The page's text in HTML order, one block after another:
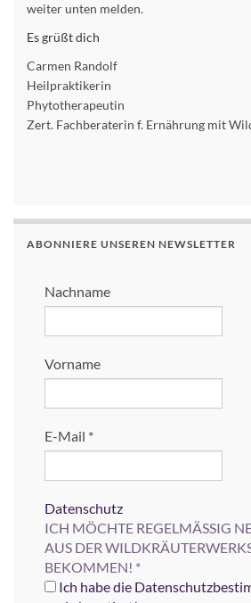
weiter unten melden.
Es grüßt dich
Carmen Randolf
Heilpraktikerin
Phytotherapeutin
Zert. Fachberaterin f. Ernährung mit
ABONNIERE UNSEREN NEWSLETTER
Nachname
Vorname
E-Mail *
Datenschutz
ICH MÖCHTE REGELMÄSSIG
AUS DER
BEKOMMEN! *
Ich habe die